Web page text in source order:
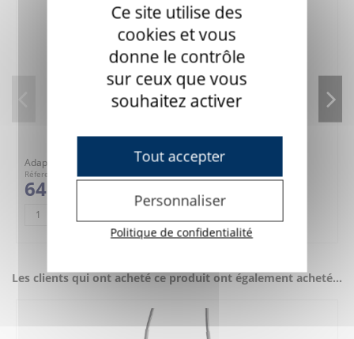
Adaptateur RHD Contacteur BUDDY/SPEC/CANDY
Réference : 7R31
64,00 €
Les clients qui ont acheté ce produit ont également acheté...
Ce site utilise des
cookies et vous
donne le contrôle
sur ceux que vous
souhaitez activer
Tout accepter
Personnaliser
Politique de confidentialité